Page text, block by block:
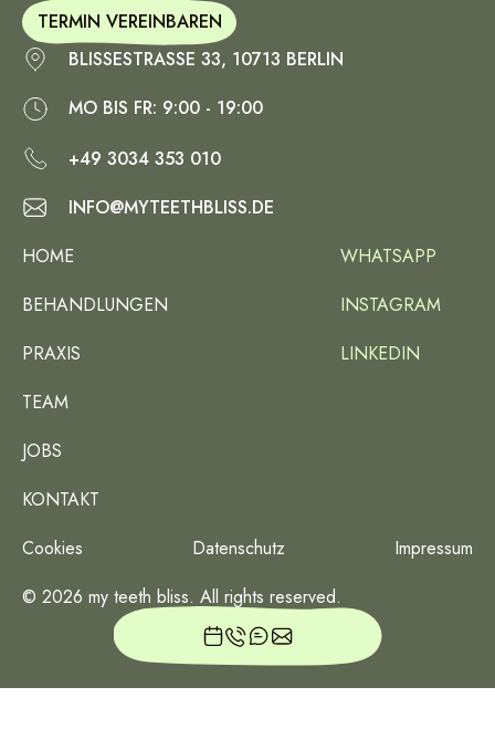
TERMIN VEREINBAREN
BLISSESTRASSE 33, 10713 BERLIN
MO BIS FR: 9:00 - 19:00
+49 3034 353 010
INFO@MYTEETHBLISS.DE
HOME
BEHANDLUNGEN
PRAXIS
TEAM
JOBS
KONTAKT
WHATSAPP
INSTAGRAM
LINKEDIN
Cookies Datenschutz
Impressum
© 2026 my teeth bliss. All rights reserved.